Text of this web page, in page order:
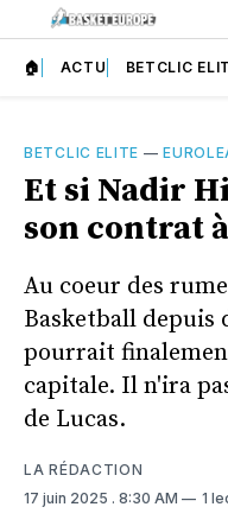
🏠 ACTU BETCLIC
BETCLIC ELITE —
Et si Nadir
son contrat
Au coeur des
Basketball depuis
pourrait
capitale. Il n'ira
de Lucas.
LA RÉDACTION
17 juin 2025 . 8:30 AM 1